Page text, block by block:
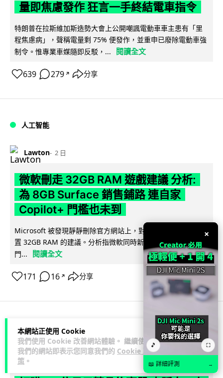
本網站正使用 Cookie
我們使用 Cookie 改善網站體驗。 繼續使用
我們的網站即表示您同意我們的 Cookie 政
策 。
量即焦慮發作 狂言一手終結電車指令
特朗普在拉斯維加斯造勢大會上公開嘲諷電動車車主患有「里
程焦慮病」，聲稱電量剩 75% 便發作，並重申已廢除電動車強
制令。惟專業車媒隨即反駁，...
閱讀全文
639 279 ↗ 分享
人工智能
Lawton 2 日
微軟刪走 32GB RAM 遊戲建議 分析:
為 8GB Surface 銷售鋪路 連自家
Copilot+ 門檻也未到
Microsoft 被發現靜靜刪除官方網站上，對遊戲玩家要為電腦配
置 32GB RAM 的建議。分析指微軟同時新推出的 8GB RAM 入
門...
閱讀全文
171 16 ↗ 分享
科技娛樂 影視娛樂
Lawton 2 日
×
🎵 ⛶
📖 詳細評測 →